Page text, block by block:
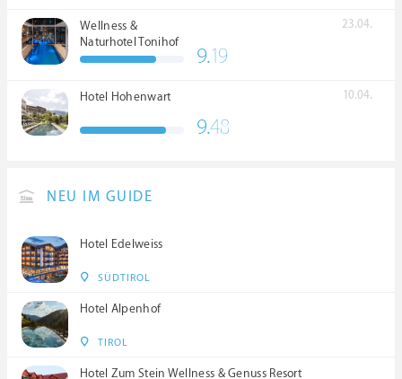
Wellness &
Naturhotel Tonihof
****S
23.04.
9.19
Hotel Hohenwart 10.04.
9.48
NEU IM GUIDE
Hotel Edelweiss
SÜDTIROL
Hotel Alpenhof
TIROL
Hotel Zum Stein Wellness & Genuss Resort